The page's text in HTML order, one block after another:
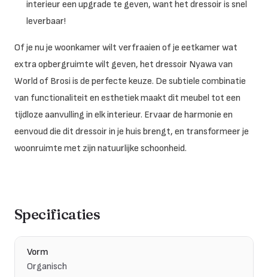
interieur een upgrade te geven, want het dressoir is snel
leverbaar!
Of je nu je woonkamer wilt verfraaien of je eetkamer wat
extra opbergruimte wilt geven, het dressoir Nyawa van
World of Brosi is de perfecte keuze. De subtiele combinatie
van functionaliteit en esthetiek maakt dit meubel tot een
tijdloze aanvulling in elk interieur. Ervaar de harmonie en
eenvoud die dit dressoir in je huis brengt, en transformeer je
woonruimte met zijn natuurlijke schoonheid.
Specificaties
Vorm
Organisch